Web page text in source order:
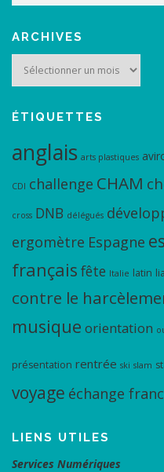
ARCHIVES
Archives
ÉTIQUETTES
anglais arts plastiques
CDI challenge CHAM
cross DNB délégués
ergomètre Espagne
français fête Italie latin
contre le
musique orientation
présentation rentrée ski slam
voyage échange
LIENS UTILES
Services Numériques